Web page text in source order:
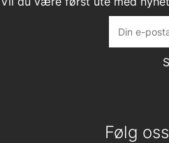
Følg oss